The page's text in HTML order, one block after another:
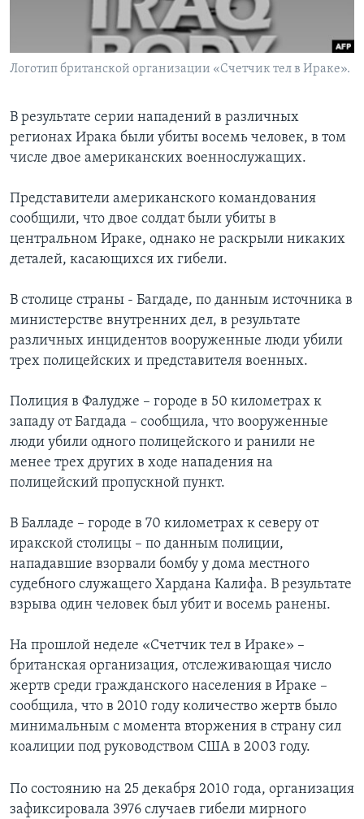
Learning English
СОЦИАЛЬНЫЕ СЕТИ
Логотип британской организации «Счетчик тел в Ираке».
В результате серии нападений в различных
регионах Ирака были убиты восемь человек, в том
числе двое американских военнослужащих.
Представители американского командования
сообщили, что двое солдат были убиты в
центральном Ираке, однако не раскрыли никаких
деталей, касающихся их гибели.
В столице страны - Багдаде, по данным источника в
министерстве внутренних дел, в результате
различных инцидентов вооруженные люди убили
трех полицейских и представителя военных.
Полиция в Фалудже – городе в 50 километрах к
западу от Багдада – сообщила, что вооруженные
люди убили одного полицейского и ранили не
менее трех других в ходе нападения на
полицейский пропускной пункт.
В Балладе – городе в 70 километрах к северу от
иракской столицы – по данным полиции,
нападавшие взорвали бомбу у дома местного
судебного служащего Хардана Калифа. В результате
взрыва один человек был убит и восемь ранены.
На прошлой неделе «Счетчик тел в Ираке» –
британская организация, отслеживающая число
жертв среди гражданского населения в Ираке –
сообщила, что в 2010 году количество жертв было
минимальным с момента вторжения в страну сил
коалиции под руководством США в 2003 году.
По состоянию на 25 декабря 2010 года, организация
зафиксировала 3976 случаев гибели мирного